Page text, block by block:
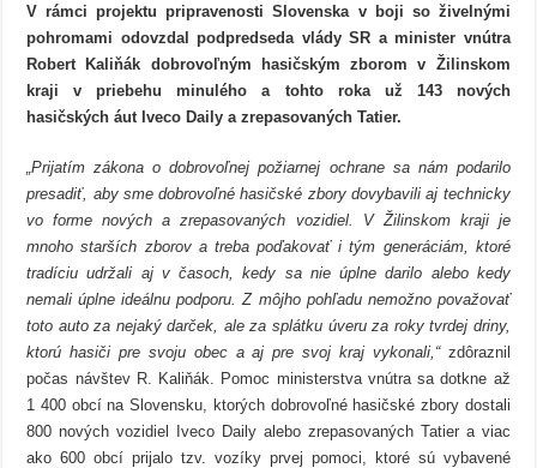
získal
už viac
ako
140
hasičských
áut
V rámci projektu pripravenosti Slovenska v boji so živelnými
pohromami odovzdal podpredseda vlády SR a minister vnútra
Robert Kaliňák dobrovoľným hasičským zborom v Žilinskom
kraji v priebehu minulého a tohto roka už 143 nových
hasičských áut Iveco Daily a zrepasovaných Tatier.
„Prijatím zákona o dobrovoľnej požiarnej ochrane sa nám podarilo
presadiť, aby sme dobrovoľné hasičské zbory dovybavili aj technicky
vo forme nových a zrepasovaných vozidiel. V Žilinskom kraji je
mnoho starších zborov a treba poďakovať i tým generáciám, ktoré
tradíciu udržali aj v časoch, kedy sa nie úplne darilo alebo kedy
nemali úplne ideálnu podporu. Z môjho pohľadu nemožno považovať
toto auto za nejaký darček, ale za splátku úveru za roky tvrdej driny,
ktorú hasiči pre svoju obec a aj pre svoj kraj vykonali,“zdôraznil
počas návštev R. Kaliňák. Pomoc ministerstva vnútra sa dotkne až
1 400 obcí na Slovensku,
ktorých dobrovoľné hasičské zbory dostali
800 nových vozidiel Iveco Daily alebo zrepasovaných Tatier a viac
ako 600 obcí prijalo tzv. vozíky prvej pomoci, ktoré sú vybavené